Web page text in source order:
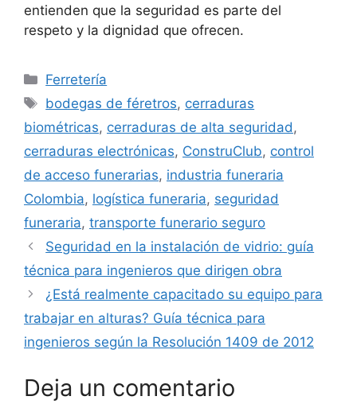
entienden que la seguridad es parte del
respeto y la dignidad que ofrecen.
Categorías
Ferretería
Etiquetas
bodegas de féretros, cerraduras
biométricas, cerraduras de alta seguridad,
cerraduras electrónicas, ConstruClub, control
de acceso funerarias, industria funeraria
Colombia, logística funeraria, seguridad
funeraria, transporte funerario seguro
Seguridad en la instalación de vidrio: guía
técnica para ingenieros que dirigen obra
¿Está realmente capacitado su equipo para
trabajar en alturas? Guía técnica para
ingenieros según la Resolución 1409 de 2012
Deja un comentario